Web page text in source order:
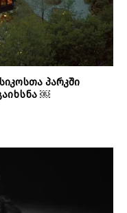
პარკში
￼